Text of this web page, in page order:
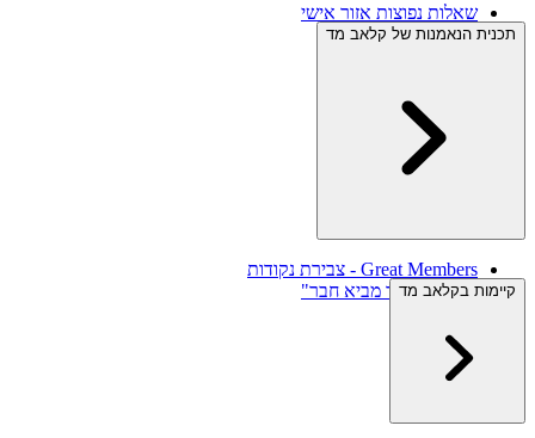
שאלות נפוצות אזור אישי
תכנית הנאמנות של קלאב מד
Great Members - צבירת נקודות
תוכנית "חבר מביא חבר"
קיימות בקלאב מד